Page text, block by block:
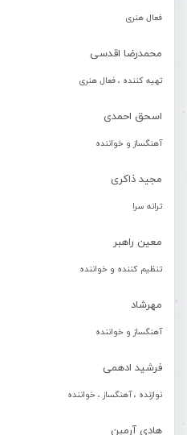
فعال هنری
محمدرضا اقدسی
تهیه کننده ، فعال هنری
اسحق احمدی
آهنگساز و خواننده
مجید ذاکری
ترانه سرا
معین راهبر
تنظیم کننده و خواننده
مهرشاد
آهنگساز و خواننده
فرشید ادهمی
نوازنده ، آهنگساز ، خواننده
هادی آرمین